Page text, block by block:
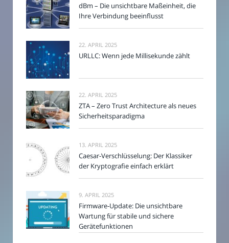
dBm – Die unsichtbare Maßeinheit, die
Ihre Verbindung beeinflusst
22. APRIL 2025
URLLC: Wenn jede Millisekunde zählt
22. APRIL 2025
ZTA – Zero Trust Architecture als neues
Sicherheitsparadigma
13. APRIL 2025
Caesar-Verschlüsselung: Der Klassiker
der Kryptografie einfach erklärt
9. APRIL 2025
Firmware-Update: Die unsichtbare
Wartung für stabile und sichere
Gerätefunktionen